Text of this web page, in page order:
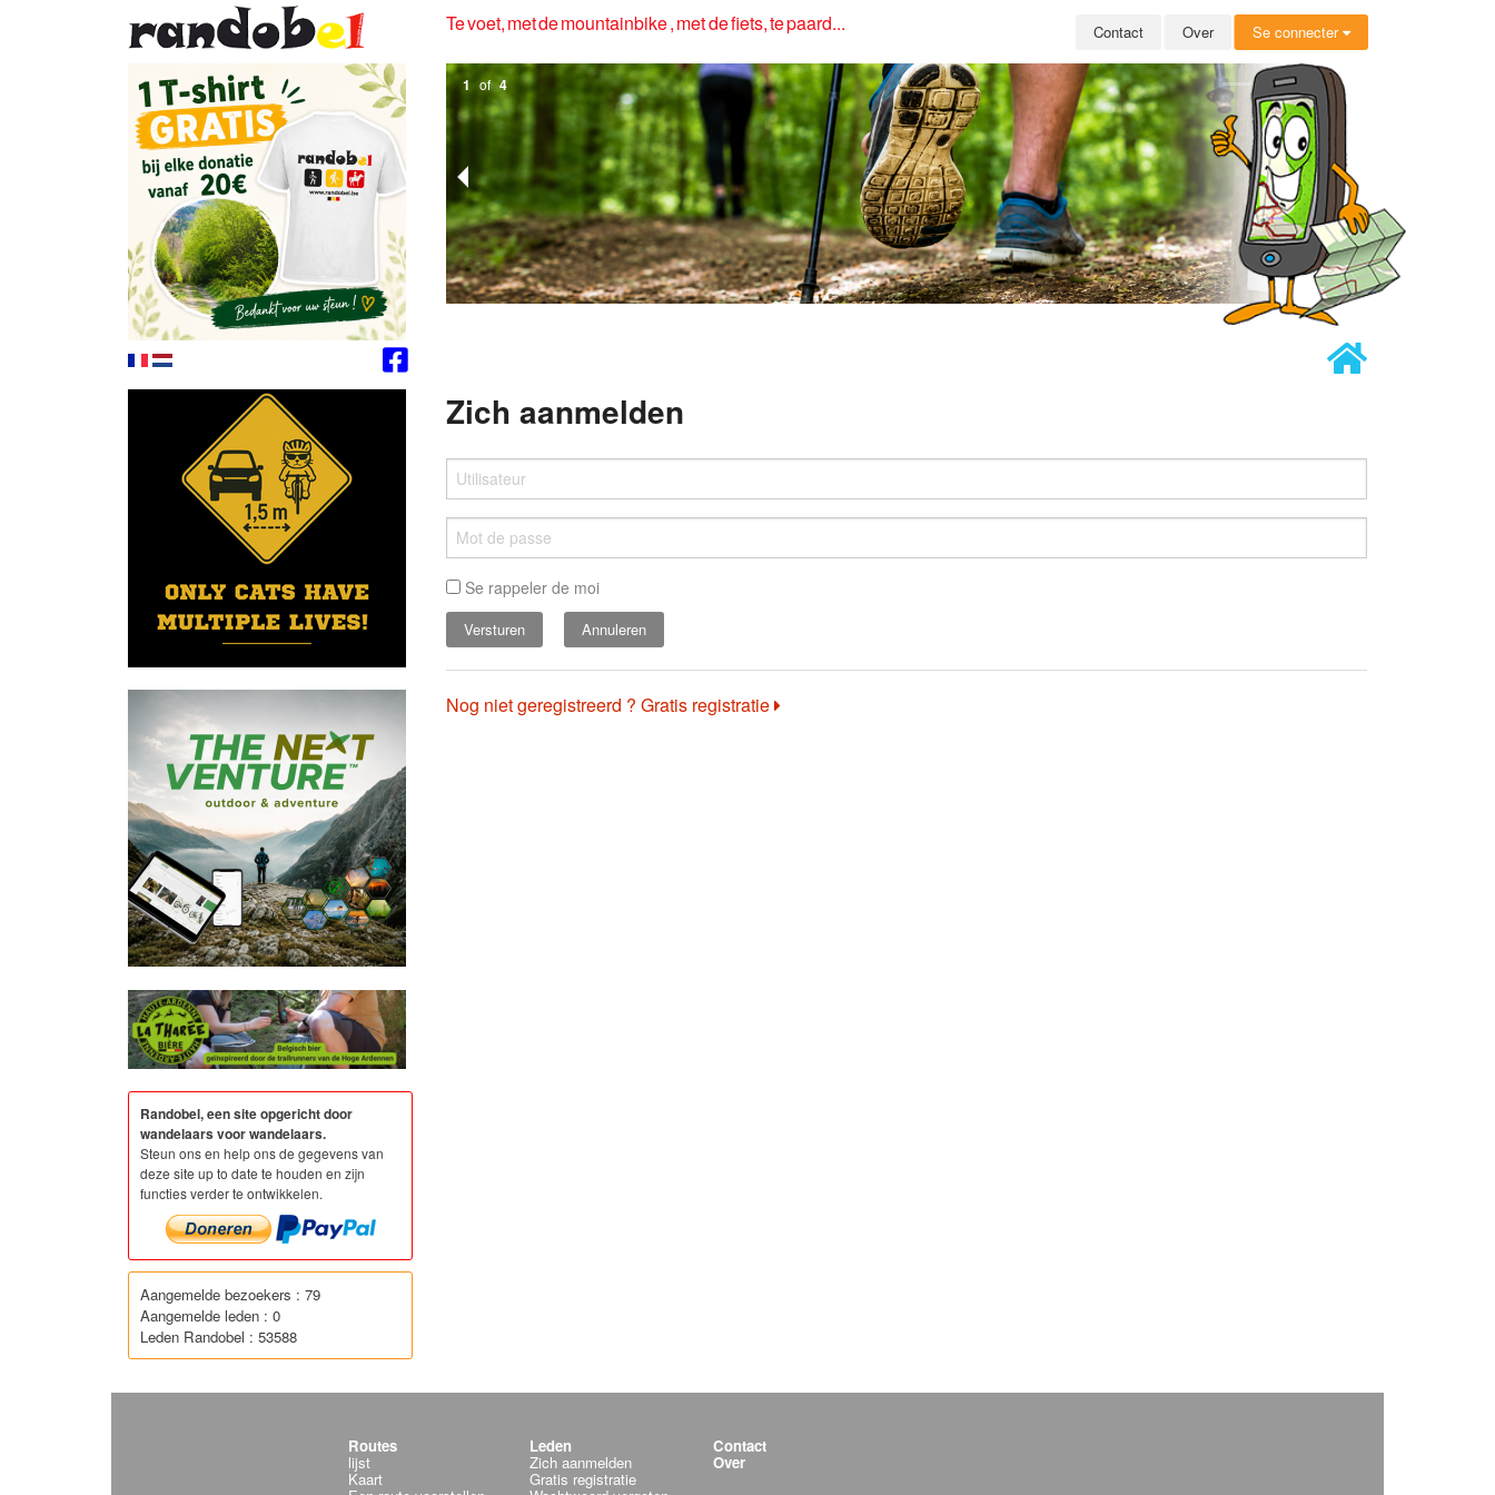
Te voet, met de mountainbike , met de fiets, te paard... Contact Over Se connecter
1 of 4
Zich aanmelden
Se rappeler de moi
Annuleren
Nog niet geregistreerd ? Gratis registratie
Randobel, een site opgericht door
wandelaars voor wandelaars.
Steun ons en help ons de gegevens van
deze site up to date te houden en zijn
functies verder te ontwikkelen.
Aangemelde bezoekers : 79
Aangemelde leden : 0
Leden Randobel : 53588
Routes
lijst
Kaart
Leden
Zich aanmelden
Gratis registratie
Contact
Over